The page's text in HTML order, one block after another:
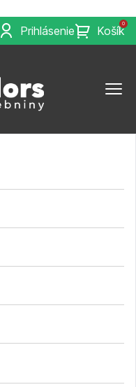
Prihlásenie
0
Košík